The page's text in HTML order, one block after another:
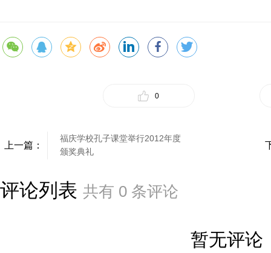
0
上一篇：
福庆学校孔子课堂举行2012年度
颁奖典礼
评论列表 共有 0 条评论
暂无评论